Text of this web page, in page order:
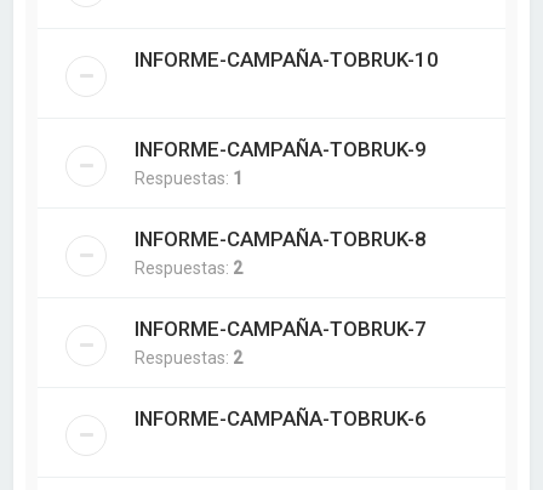
INFORME-CAMPAÑA-TOBRUK-10
INFORME-CAMPAÑA-TOBRUK-9
Respuestas: 1
INFORME-CAMPAÑA-TOBRUK-8
Respuestas: 2
INFORME-CAMPAÑA-TOBRUK-7
Respuestas: 2
INFORME-CAMPAÑA-TOBRUK-6